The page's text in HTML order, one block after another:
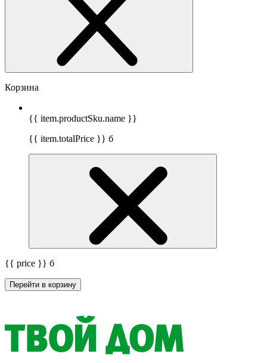
Корзина
{{ item.productSku.name }}
{{ item.totalPrice }} б
{{ price }} б
Перейти в корзину